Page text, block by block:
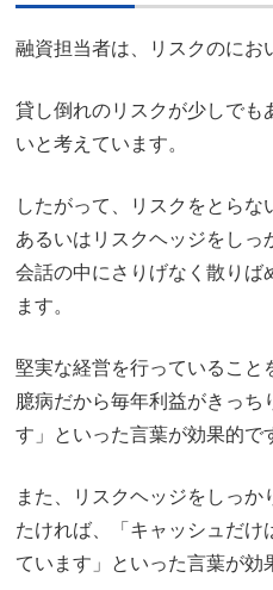
融資担当者は、リスクのにお
貸し倒れのリスクが少しでも
いと考えています。
したがって、リスクをとらな
あるいはリスクヘッジをしっ
会話の中にさりげなく散りば
ます。
堅実な経営を行っていること
臆病だから毎年利益がきっ
す」といった言葉が効果的で
また、リスクヘッジをしっ
たければ、「キャッシュだけ
ています」といった言葉が効